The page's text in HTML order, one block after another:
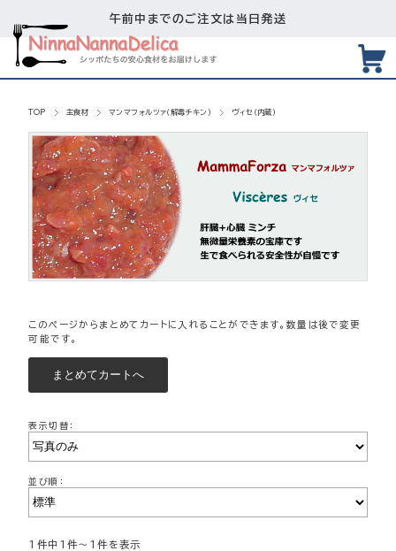
午前中までのご注文は当日発送
TOP 主食材 マンマフォルツァ（解毒チキン） ヴィセ（内蔵）
このページからまとめてカートに入れることができます。数量は後で変更
可能です。
表示切替：
並び順：
1件中1件～1件を表示